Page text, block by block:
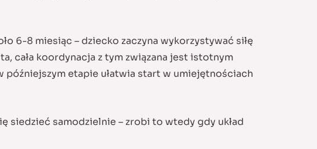
6-8 miesiąc – dziecko zaczyna wykorzystywać siłę
cała koordynacja z tym związana jest istotnym
późniejszym etapie ułatwia start w umiejętnościach
siedzieć samodzielnie – zrobi to wtedy gdy układ